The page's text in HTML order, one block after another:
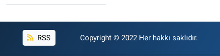
RSS Copyright © 2022 Her hakkı saklıdır.